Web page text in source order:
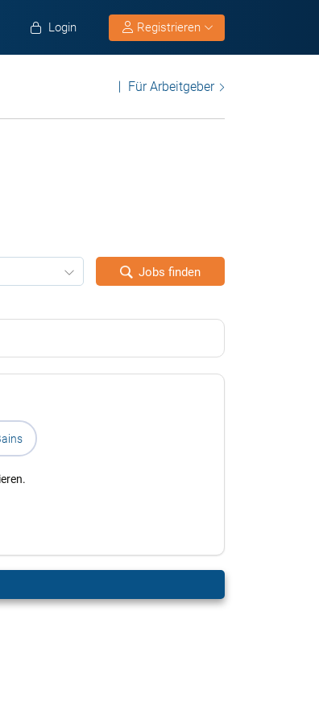
Login Registrieren
Für Arbeitgeber
Jobs finden